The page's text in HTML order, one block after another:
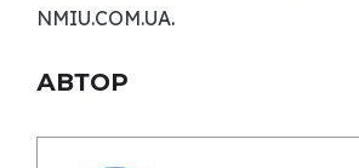
NMIU.COM.UA.
АВТОР